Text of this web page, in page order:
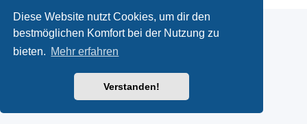
Diese Website nutzt Cookies, um dir den
bestmöglichen Komfort bei der Nutzung zu
bieten. Mehr erfahren
Verstanden!